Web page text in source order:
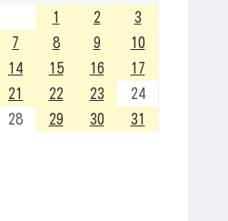
1
2
3
7 8 9
10
14 15 16
17
21 22 23
24
28 29 30 31